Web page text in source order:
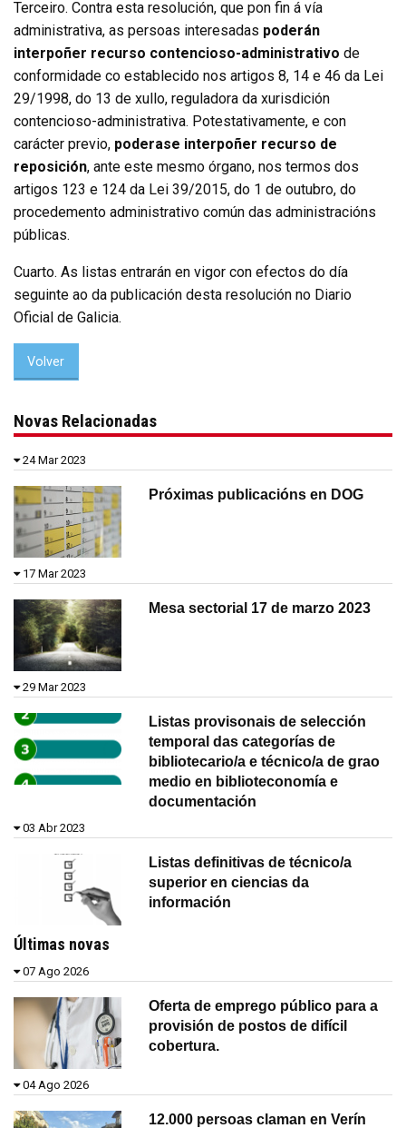
Terceiro. Contra esta resolución, que pon fin á vía
administrativa, as persoas interesadas poderán
interpoñer recurso contencioso-administrativo de
conformidade co establecido nos artigos 8, 14 e 46 da Lei
29/1998, do 13 de xullo, reguladora da xurisdición
contencioso-administrativa. Potestativamente, e con
carácter previo, poderase interpoñer recurso de
reposición, ante este mesmo órgano, nos termos dos
artigos 123 e 124 da Lei 39/2015, do 1 de outubro, do
procedemento administrativo común das administracións
públicas.
Cuarto. As listas entrarán en vigor con efectos do día
seguinte ao da publicación desta resolución no Diario
Oficial de Galicia.
Volver
Novas Relacionadas
24 Mar 2023
Próximas publicacións en DOG
17 Mar 2023
Mesa sectorial 17 de marzo 2023
29 Mar 2023
Listas provisonais de selección
temporal das categorías de
bibliotecario/a e técnico/a de grao
medio en biblioteconomía e
documentación
03 Abr 2023
Listas definitivas de técnico/a
superior en ciencias da
información
Últimas novas
07 Ago 2026
Oferta de emprego público para a
provisión de postos de difícil
cobertura.
04 Ago 2026
12.000 persoas claman en Verín